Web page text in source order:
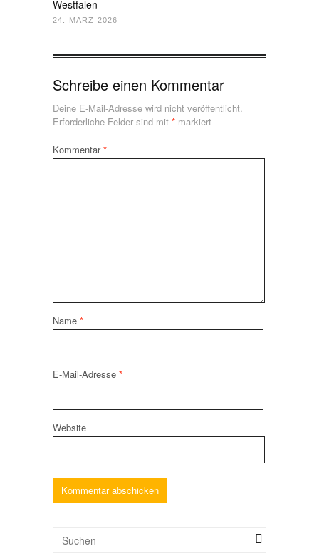
Westfalen
24. MÄRZ 2026
Schreibe einen Kommentar
Deine E-Mail-Adresse wird nicht veröffentlicht.
Erforderliche Felder sind mit * markiert
Kommentar*
Name *
E-Mail-Adresse *
Website